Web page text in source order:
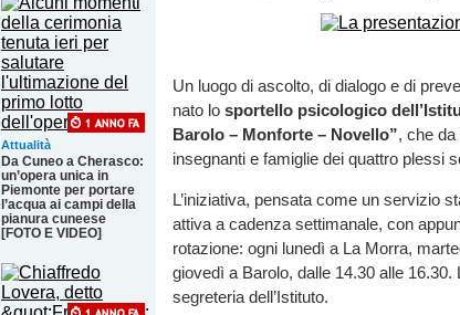
Attualità
Da Cuneo a Cherasco:
un’opera unica in
Piemonte per portare
l’acqua ai campi della
pianura cuneese
[FOTO E VIDEO]
Un luogo di ascolto, di dialogo e di
nato lo sportello psicologico
Barolo – Monforte – Novello”, che
insegnanti e famiglie dei quattro plessi
L’iniziativa, pensata come un servizio
attiva a cadenza settimanale, con
rotazione: ogni lunedì a La Morra,
giovedì a Barolo, dalle 14.30 alle
segreteria dell’Istituto.